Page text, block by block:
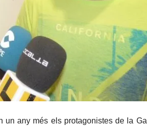
any més els protagonistes de la